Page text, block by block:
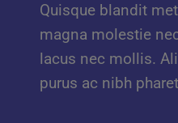
Quisque blandit
magna molestie
lacus nec mollis.
purus ac nibh